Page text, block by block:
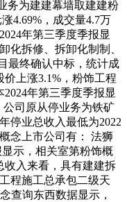
务为建建幕墙取建建粉
4.69%，成交量4.7万
年第三季度季报显
化拆修、拆卸化制制、
最终确认中标，统计成
上涨3.1%，粉饰工程
年第三季度季报显
公司原从停业务为铁矿
停业总收入最低为2022
念上市公司有： 法狮
显示，相关室第粉饰概
收入来看，具有建建拆
程施工总承包二级天
查询东西数据显示，